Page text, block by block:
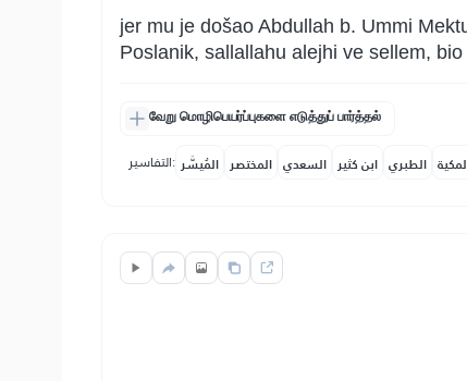
jer mu je došao Abdullah b. Ummi
Poslanik, sallallahu alejhi ve sellem,
வேறு மொழிபெயர்ப்புகளை எடுத்துப் பார்த்தல்
التفاسير: المُيسَّر المختصر السعدي ابن كثير الطبري